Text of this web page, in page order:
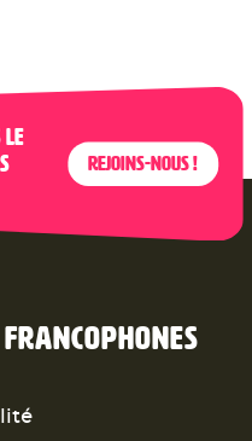
le
Rejoins-nous !
francophones